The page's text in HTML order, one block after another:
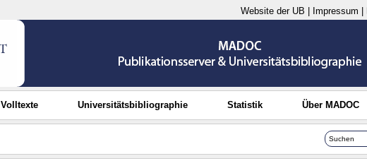
Website der UB Impressum
Volltexte Universitätsbibliographie Statistik Über MADOC